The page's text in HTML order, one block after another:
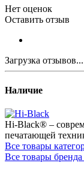
Нет оценок
Оставить отзыв
Загрузка отзывов...
Наличие
Hi-Black® –
печатающей
Все товары
Все товары